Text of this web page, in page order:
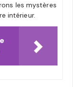
les mystères
intérieur.